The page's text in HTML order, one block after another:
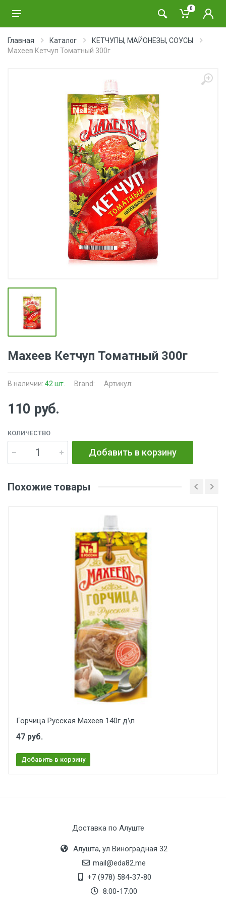
0
Главная Каталог
КЕТЧУПЫ, МАЙОНЕЗЫ, СОУСЫ
Махеев Кетчуп Томатный 300г
Махеев Кетчуп Томатный 300г
В наличии: 42 шт. Brand: Артикул:
110 руб.
КОЛИЧЕСТВО
Добавить в корзину
Похожие товары
Горчица Русская Махеев 140г д\п
47 руб.
Добавить в корзину
Доставка по Алуште
Алушта, ул Виноградная 32
mail@eda82.me
+7 (978) 584-37-80
8:00-17:00